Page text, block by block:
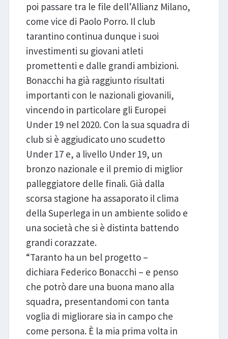
poi passare tra le file dell’Allianz Milano,
come vice di Paolo Porro. Il club
tarantino continua dunque i suoi
investimenti su giovani atleti
promettenti e dalle grandi ambizioni.
Bonacchi ha già raggiunto risultati
importanti con le nazionali giovanili,
vincendo in particolare gli Europei
Under 19 nel 2020. Con la sua squadra di
club si è aggiudicato uno scudetto
Under 17 e, a livello Under 19, un
bronzo nazionale e il premio di miglior
palleggiatore delle finali. Già dalla
scorsa stagione ha assaporato il clima
della Superlega in un ambiente solido e
una società che si è distinta battendo
grandi corazzate.
“Taranto ha un bel progetto –
dichiara Federico Bonacchi – e penso
che potrò dare una buona mano alla
squadra, presentandomi con tanta
voglia di migliorare sia in campo che
come persona. È la mia prima volta in